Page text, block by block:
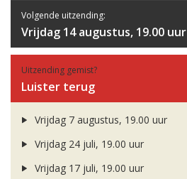
Volgende uitzending:
Vrijdag 14 augustus, 19.00 uur
Uitzending gemist?
Luister terug
Vrijdag 7 augustus, 19.00 uur
Vrijdag 24 juli, 19.00 uur
Vrijdag 17 juli, 19.00 uur